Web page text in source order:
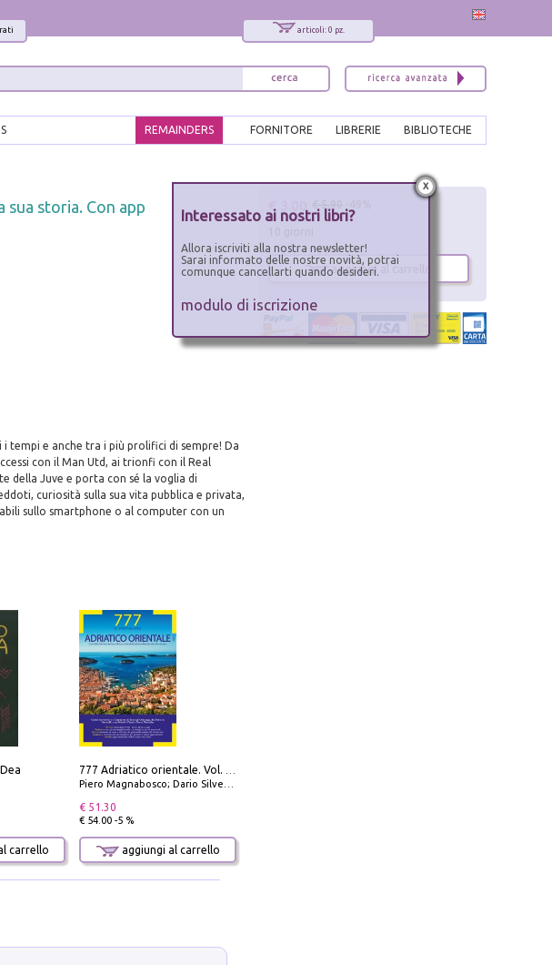
articoli: 0 pz.
BIBLIOTECHE
LIBRERIE
FORNITORE
REMAINDERS
sua storia. Con app
tempi e anche tra i più prolifici di sempre! Da
con il Man Utd, ai trionfi con il Real
della Juve e porta con sé la voglia di
curiosità sulla sua vita pubblica e privata,
sullo smartphone o al computer con un
carrello
Piero Magnabosco; Dario Silvestro; Marco Sbrizzi
€ 51.30
€ 54.00 -5 %
aggiungi al carrello
€ 3.00
aggiungi al carrello
x
Interessato ai nostri libri?
Allora iscriviti alla nostra newsletter!
Sarai informato delle nostre novità, potrai
comunque cancellarti quando desideri.
modulo di iscrizione